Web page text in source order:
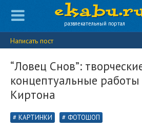
развлекательный портал
Написать пост
“Ловец Снов”:
концептуальные
Киртона
КАРТИНКИ ФОТОШОП